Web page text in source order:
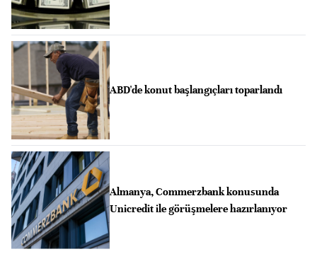
ABD'de konut başlangıçları toparlandı
Almanya, Commerzbank konusunda
Unicredit ile görüşmelere hazırlanıyor